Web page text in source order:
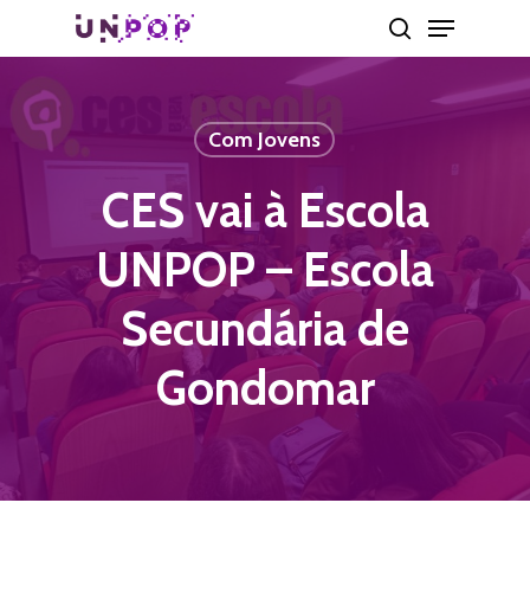
to
main
content
search
Menu
Com Jovens
CES vai à Escola
UNPOP – Escola
Secundária de
Gondomar